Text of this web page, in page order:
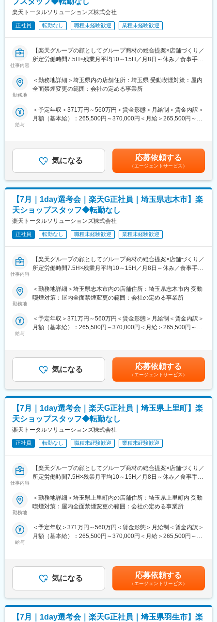
楽天トータルソリューションズ株式会社
正社員 転勤なし 職種未経験歓迎 業種未経験歓迎
仕事内容
【楽天グループの顔としてグループ商材の総合提案×店舗づくり／
所定労働時間7.5H×残業月平均10～15H／月8日～休み／食事手当
楽天モバイルショップに来店されるお客様へ、スマートフォン・
料金プラン・楽天カード・楽天市場・楽天ポイントなど、楽天経
活をより豊かにするトータルサポートを行うポジションです。
・未経験の方も歓迎！充実した研修制度あり
【選考会の概要】
・形式： Web開催（事前に企業セミナー動画をご視聴いただきま
す）
・内容： 面接（25分×2回 現場面接/HR面接）
7/2（木）17:00～20:30
7/5（日）11:00～14:30
7/14（火）17:00～20:30
7/16（木）17:00～20:30
7/21（火）17:00～20:30
7/23（木）17:00～20:30
※ご応募時、参加可能日時をお知らせください。
・新規契約・機種変更の受付および提案
・料金プラン、楽天ポイント活用、楽天カード、各種サービスの
案内
・スマホの初期設定・データ移行サポート
・問い合わせ対応
◇店舗運営
・店舗での電話応対
・在庫管理、売り場づくり、POP作成
・KPI管理・数値振り返り
・キャンペーン企画など、集客に向けた取り組み
スタッフ（R CREW）から店長を経てRSV（スーパーバイザー）
へステップアップが可能です。RSV経験後はマネジメントや本部
入社後1年で店長昇格を目指していただきます。
重視し相談しやすい環境◎
勤務地
＜勤務地詳細＞埼玉県内の店舗住所：埼玉県 受動喫煙対策：屋内
全面禁煙変更の範囲：会社の定める事業所
給与
＜予定年収＞371万円～560万円＜賃金形態＞月給制＜賃金内訳＞
月額（基本給）：265,500円～370,000円＜月給＞265,500円～
ます。月給(月額)は固定手当を含めた表記です。
気になる 応募依頼する
（エージェントサービス）
【7月｜1day選考会｜楽天G正社員｜埼玉県志木市】楽
天ショップスタッフ◆転勤なし
楽天トータルソリューションズ株式会社
正社員 転勤なし 職種未経験歓迎 業種未経験歓迎
仕事内容
【楽天グループの顔としてグループ商材の総合提案×店舗づくり／
所定労働時間7.5H×残業月平均10～15H／月8日～休み／食事手当
楽天モバイルショップに来店されるお客様へ、スマートフォン・
料金プラン・楽天カード・楽天市場・楽天ポイントなど、楽天経
活をより豊かにするトータルサポートを行うポジションです。
・未経験の方も歓迎！充実した研修制度あり
【選考会の概要】
・形式： Web開催（事前に企業セミナー動画をご視聴いただきま
す）
・内容： 面接（25分×2回 現場面接/HR面接）
7/2（木）17:00～20:30
7/5（日）11:00～14:30
7/14（火）17:00～20:30
7/16（木）17:00～20:30
7/21（火）17:00～20:30
7/23（木）17:00～20:30
※ご応募時、参加可能日時をお知らせください。
・新規契約・機種変更の受付および提案
・料金プラン、楽天ポイント活用、楽天カード、各種サービスの
案内
・スマホの初期設定・データ移行サポート
・問い合わせ対応
◇店舗運営
・店舗での電話応対
勤務地
＜勤務地詳細＞埼玉県志木市内の店舗住所：埼玉県志木市内 受動
喫煙対策：屋内全面禁煙変更の範囲：会社の定める事業所
給与
＜予定年収＞371万円～560万円＜賃金形態＞月給制＜賃金内訳＞
月額（基本給）：265,500円～370,000円＜月給＞265,500円～
ます。月給(月額)は固定手当を含めた表記です。
気になる 応募依頼する
（エージェントサービス）
【7月｜1day選考会｜楽天G正社員｜埼玉県上里町】楽
天ショップスタッフ◆転勤なし
楽天トータルソリューションズ株式会社
正社員 転勤なし 職種未経験歓迎 業種未経験歓迎
仕事内容
【楽天グループの顔としてグループ商材の総合提案×店舗づくり／
所定労働時間7.5H×残業月平均10～15H／月8日～休み／食事手当
楽天モバイルショップに来店されるお客様へ、スマートフォン・
料金プラン・楽天カード・楽天市場・楽天ポイントなど、楽天経
活をより豊かにするトータルサポートを行うポジションです。
・未経験の方も歓迎！充実した研修制度あり
【選考会の概要】
・形式： Web開催（事前に企業セミナー動画をご視聴いただきま
す）
・内容： 面接（25分×2回 現場面接/HR面接）
勤務地
＜勤務地詳細＞埼玉県上里町内の店舗住所：埼玉県上里町内 受動
喫煙対策：屋内全面禁煙変更の範囲：会社の定める事業所
給与
＜予定年収＞371万円～560万円＜賃金形態＞月給制＜賃金内訳＞
月額（基本給）：265,500円～370,000円＜月給＞265,500円～
ます。月給(月額)は固定手当を含めた表記です。
気になる 応募依頼する
（エージェントサービス）
【7月｜1day選考会｜楽天G正社員｜埼玉県羽生市】楽